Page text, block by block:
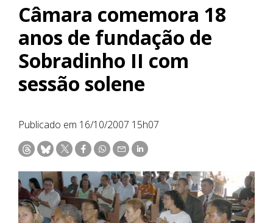
Câmara comemora 18
anos de fundação de
Sobradinho II com
sessão solene
Publicado em 16/10/2007 15h07